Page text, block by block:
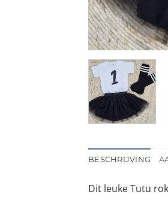
BESCHRIJVING
Dit leuke Tutu